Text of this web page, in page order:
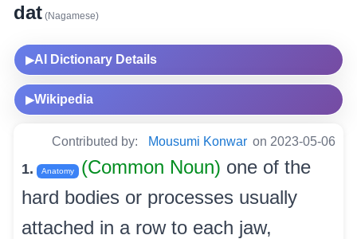
dat (Nagamese)
▶AI Dictionary Details
▶Wikipedia
Contributed by: Mousumi Konwar on 2023-05-06
1. Anatomy (Common Noun) one of the
hard bodies or processes usually
attached in a row to each jaw,